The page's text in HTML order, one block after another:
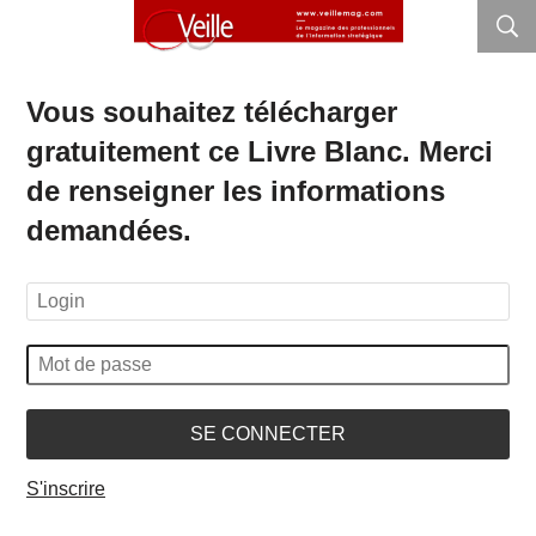
Vous souhaitez télécharger
gratuitement ce Livre Blanc. Merci
de renseigner les informations
demandées.
SE CONNECTER
S'inscrire